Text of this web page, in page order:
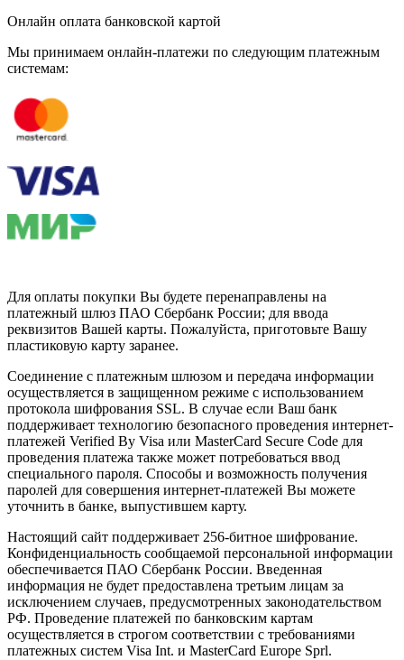
Онлайн оплата банковской картой
Мы принимаем онлайн-платежи по cледующим платежным
системам:
Для оплаты покупки Вы будете перенаправлены на
платежный шлюз ПАО Сбербанк России; для ввода
реквизитов Вашей карты. Пожалуйста, приготовьте Вашу
пластиковую карту заранее.
Соединение с платежным шлюзом и передача информации
осуществляется в защищенном режиме с использованием
протокола шифрования SSL. В случае если Ваш банк
поддерживает технологию безопасного проведения интернет-
платежей Verified By Visa или MasterCard Secure Code для
проведения платежа также может потребоваться ввод
специального пароля. Способы и возможность получения
паролей для совершения интернет-платежей Вы можете
уточнить в банке, выпустившем карту.
Настоящий сайт поддерживает 256-битное шифрование.
Конфиденциальность сообщаемой персональной информации
обеспечивается ПАО Сбербанк России. Введенная
информация не будет предоставлена третьим лицам за
исключением случаев, предусмотренных законодательством
РФ. Проведение платежей по банковским картам
осуществляется в строгом соответствии с требованиями
платежных систем Visa Int. и MasterCard Europe Sprl.